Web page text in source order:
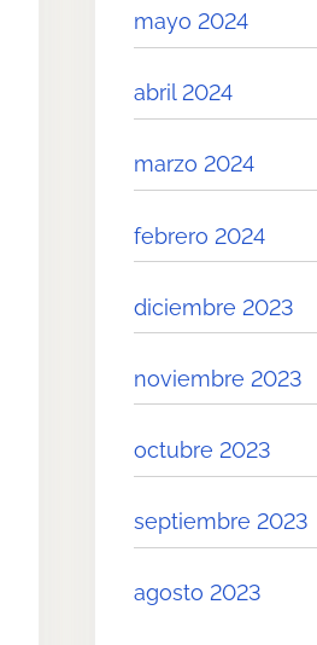
mayo 2024
abril 2024
marzo 2024
febrero 2024
diciembre 2023
noviembre 2023
octubre 2023
septiembre 2023
agosto 2023